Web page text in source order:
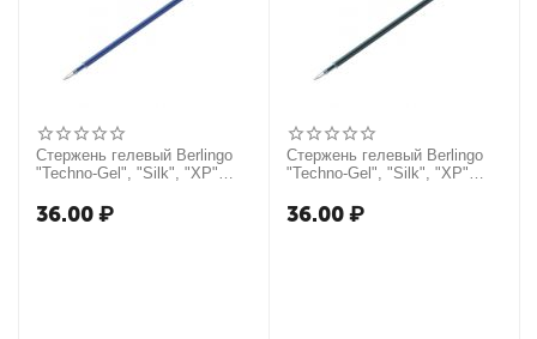
Стержень гелевый Berlingo
"Techno-Gel", "Silk", "XP"
36.00₽
Стержень гелевый Berlingo
"Techno-Gel", "Silk", "XP"
36.00₽